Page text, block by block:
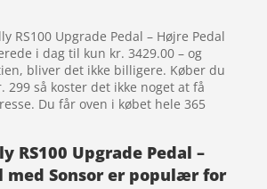
RS100 Upgrade Pedal – Højre Pedal
i dag til kun kr. 3429.00 – og
bliver det ikke billigere. Køber du
299 så koster det ikke noget at få
Du får oven i købet hele 365
RS100 Upgrade Pedal –
med Sonsor er populær for